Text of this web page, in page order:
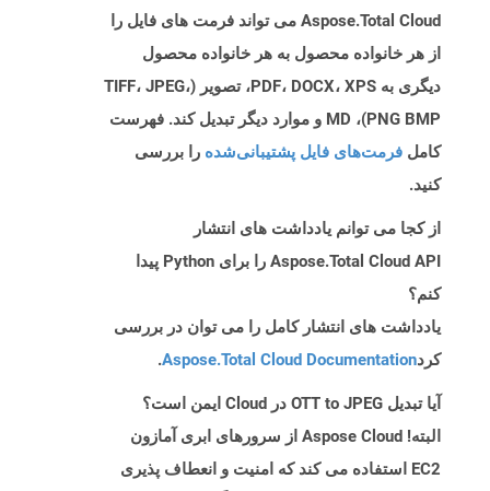
Aspose.Total Cloud می تواند فرمت های فایل را
از هر خانواده محصول به هر خانواده محصول
دیگری به PDF، DOCX، XPS، تصویر (TIFF، JPEG،
PNG BMP)، MD و موارد دیگر تبدیل کند. فهرست
کامل فرمت‌های فایل پشتیبانی‌شده را بررسی
کنید.
از کجا می توانم یادداشت های انتشار
Aspose.Total Cloud API را برای Python پیدا
کنم؟
یادداشت های انتشار کامل را می توان در بررسی
کردAspose.Total Cloud Documentation
.
آیا تبدیل OTT to JPEG در Cloud ایمن است؟
البته! Aspose Cloud از سرورهای ابری آمازون
EC2 استفاده می کند که امنیت و انعطاف پذیری